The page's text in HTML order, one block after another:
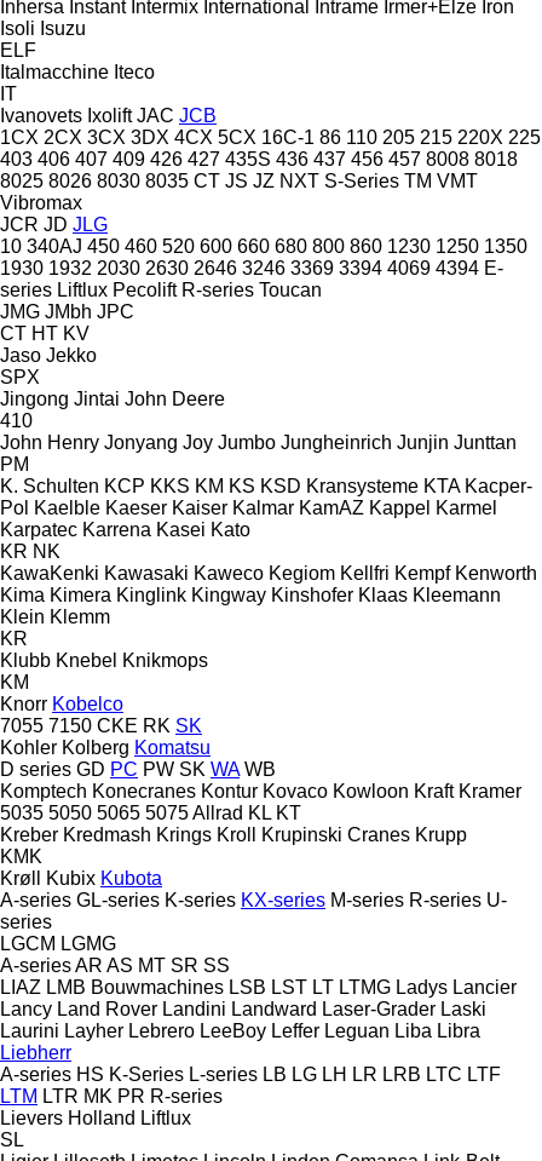
Inhersa Instant Intermix International Intrame Irmer+Elze Iron
Isoli Isuzu
ELF
Italmacchine Iteco
IT
Ivanovets Ixolift JAC JCB
1CX 2CX 3CX 3DX 4CX 5CX 16C-1 86 110 205 215 220X 225
403 406 407 409 426 427 435S 436 437 456 457 8008 8018
8025 8026 8030 8035 CT JS JZ NXT S-Series TM VMT
Vibromax
JCR JD JLG
10 340AJ 450 460 520 600 660 680 800 860 1230 1250 1350
1930 1932 2030 2630 2646 3246 3369 3394 4069 4394 E-
series Liftlux Pecolift R-series Toucan
JMG JMbh JPC
CT HT KV
Jaso Jekko
SPX
Jingong Jintai John Deere
410
John Henry Jonyang Joy Jumbo Jungheinrich Junjin Junttan
PM
K. Schulten KCP KKS KM KS KSD Kransysteme KTA Kacper-
Pol Kaelble Kaeser Kaiser Kalmar KamAZ Kappel Karmel
Karpatec Karrena Kasei Kato
KR NK
KawaKenki Kawasaki Kaweco Kegiom Kellfri Kempf Kenworth
Kima Kimera Kinglink Kingway Kinshofer Klaas Kleemann
Klein Klemm
KR
Klubb Knebel Knikmops
KM
Knorr Kobelco
7055 7150 CKE RK SK
Kohler Kolberg Komatsu
D series GD PC PW SK WA WB
Komptech Konecranes Kontur Kovaco Kowloon Kraft Kramer
5035 5050 5065 5075Allrad KL KT
Kreber Kredmash Krings Kroll Krupinski Cranes Krupp
KMK
Krøll
Kubix Kubota
A-series GL-series K-series KX-series M-series R-series U-
series
LGCM LGMG
A-seriesAR AS MT SR SS
LIAZ LMB Bouwmachines LSB LST LT LTMG Ladys Lancier
Lancy Land Rover Landini Landward Laser-Grader Laski
Laurini Layher Lebrero LeeBoy Leffer Leguan Liba Libra
Liebherr
A-series HS K-Series L-series LB LG LH LR LRB LTC LTF
LTM LTR MK PR R-series
Lievers Holland Liftlux
SL